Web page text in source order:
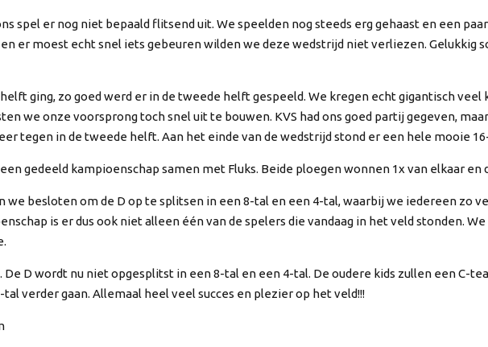
spel er nog niet bepaald flitsend uit. We speelden nog steeds erg gehaast en een
er moest echt snel iets gebeuren wilden we deze wedstrijd niet verliezen. Gelukkig
ging, zo goed werd er in de tweede helft gespeeld. We kregen echt gigantisch veel
we onze voorsprong toch snel uit te bouwen. KVS had ons goed partij gegeven,
tegen in de tweede helft. Aan het einde van de wedstrijd stond er een hele mooie
gedeeld kampioenschap samen met Fluks. Beide ploegen wonnen 1x van elkaar
we besloten om de D op te splitsen in een 8-tal en een 4-tal, waarbij we iedereen zo
is er dus ook niet alleen één van de spelers die vandaag in het veld stonden.
De D wordt nu niet opgesplitst in een 8-tal en een 4-tal. De oudere kids zullen een C-
tal verder gaan. Allemaal heel veel succes en plezier op het veld!!!